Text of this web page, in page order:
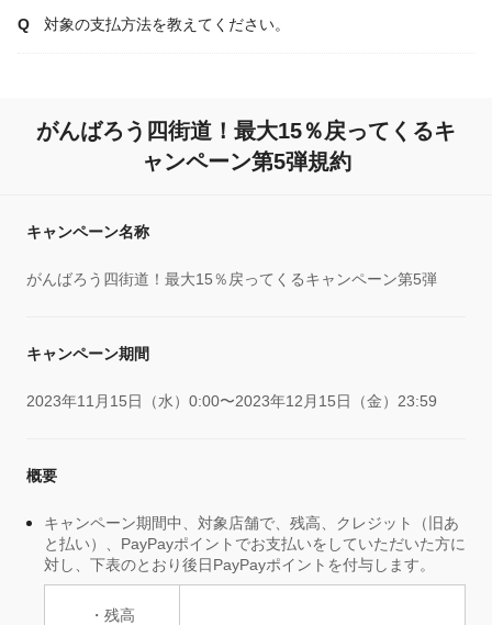
対象の支払方法を教えてください。
がんばろう四街道！最大15％戻ってくるキ
ャンペーン第5弾規約
キャンペーン名称
がんばろう四街道！最大15％戻ってくるキャンペーン第5弾
キャンペーン期間
2023年11月15日（水）0:00〜2023年12月15日（金）23:59
概要
キャンペーン期間中、対象店舗で、残高、クレジット（旧あ
と払い）、PayPayポイントでお支払いをしていただいた方に
対し、下表のとおり後日PayPayポイントを付与します。
・残高